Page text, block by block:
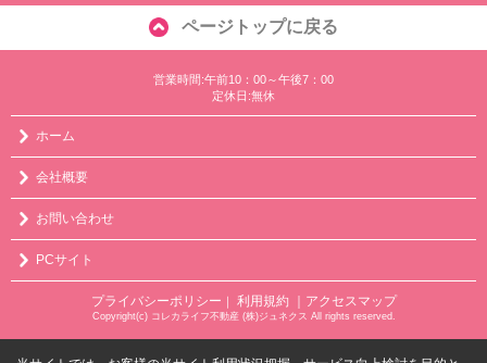
ページトップに戻る
営業時間:午前10：00～午後7：00
定休日:無休
ホーム
会社概要
お問い合わせ
PCサイト
プライバシーポリシー 利用規約 ｜アクセスマップ
Copyright(c) コレカライフ不動産 (株)ジュネクス All rights reserved.